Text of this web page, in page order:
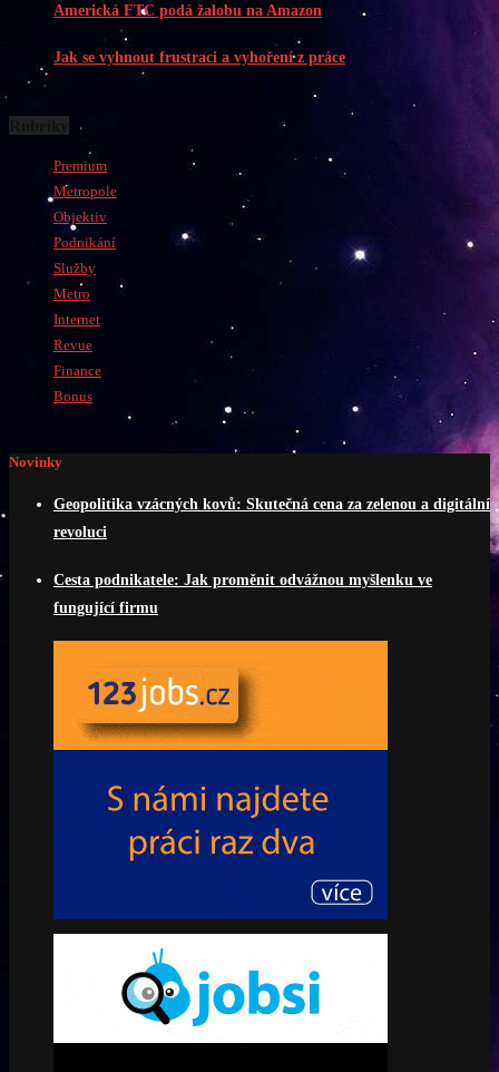
Americká FTC podá žalobu na Amazon
Jak se vyhnout frustraci a vyhoření z práce
Premium
Metropole
Objektiv
Podnikání
Služby
Metro
Internet
Revue
Finance
Bonus
Novinky
Geopolitika vzácných kovů: Skutečná cena za zelenou a digitální
revoluci
Cesta podnikatele: Jak proměnit odvážnou myšlenku ve
fungující firmu